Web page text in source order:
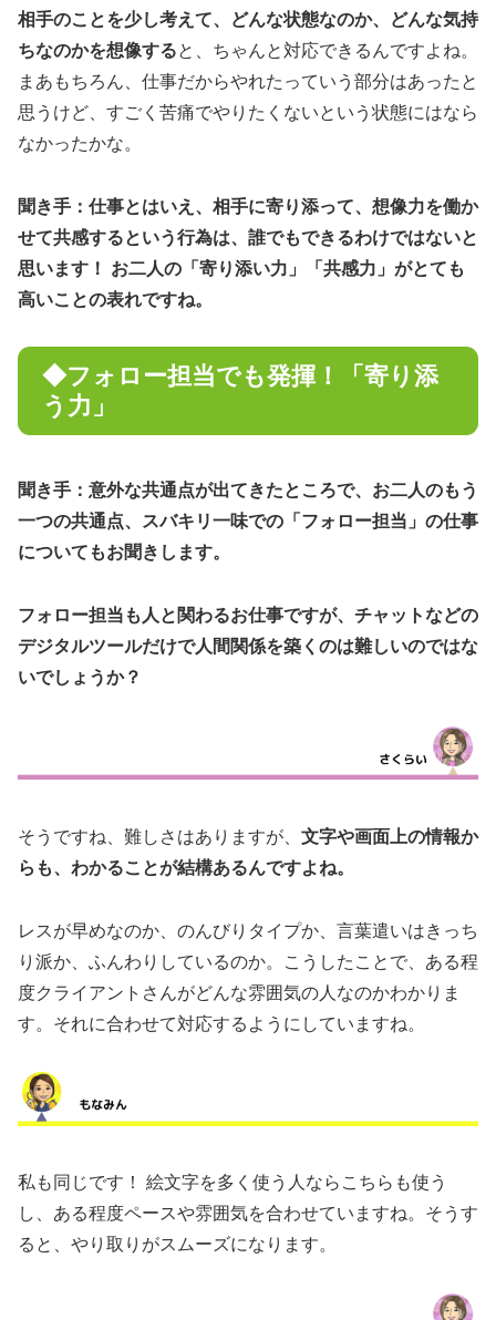
相手のことを少し考えて、どんな状態なのか、どんな気持
ちなのかを想像すると、ちゃんと対応できるんですよね。
まあもちろん、仕事だからやれたっていう部分はあったと
思うけど、すごく苦痛でやりたくないという状態にはなら
なかったかな。
聞き手：仕事とはいえ、相手に寄り添って、想像力を働か
せて共感するという行為は、誰でもできるわけではないと
思います！ お二人の「寄り添い力」「共感力」がとても
高いことの表れですね。
◆フォロー担当でも発揮！「寄り添
う力」
聞き手：意外な共通点が出てきたところで、お二人のもう
一つの共通点、スバキリ一味での「フォロー担当」の仕事
についてもお聞きします。
フォロー担当も人と関わるお仕事ですが、チャットなどの
デジタルツールだけで人間関係を築くのは難しいのではな
いでしょうか？
そうですね、難しさはありますが、 文字や画面上の情報か
らも、わかることが結構あるんですよね。
レスが早めなのか、のんびりタイプか、言葉遣いはきっち
り派か、ふんわりしているのか。こうしたことで、ある程
度クライアントさんがどんな雰囲気の人なのかわかりま
す。それに合わせて対応するようにしていますね。
私も同じです！ 絵文字を多く使う人ならこちらも使う
し、ある程度ペースや雰囲気を合わせていますね。そうす
ると、やり取りがスムーズになります。